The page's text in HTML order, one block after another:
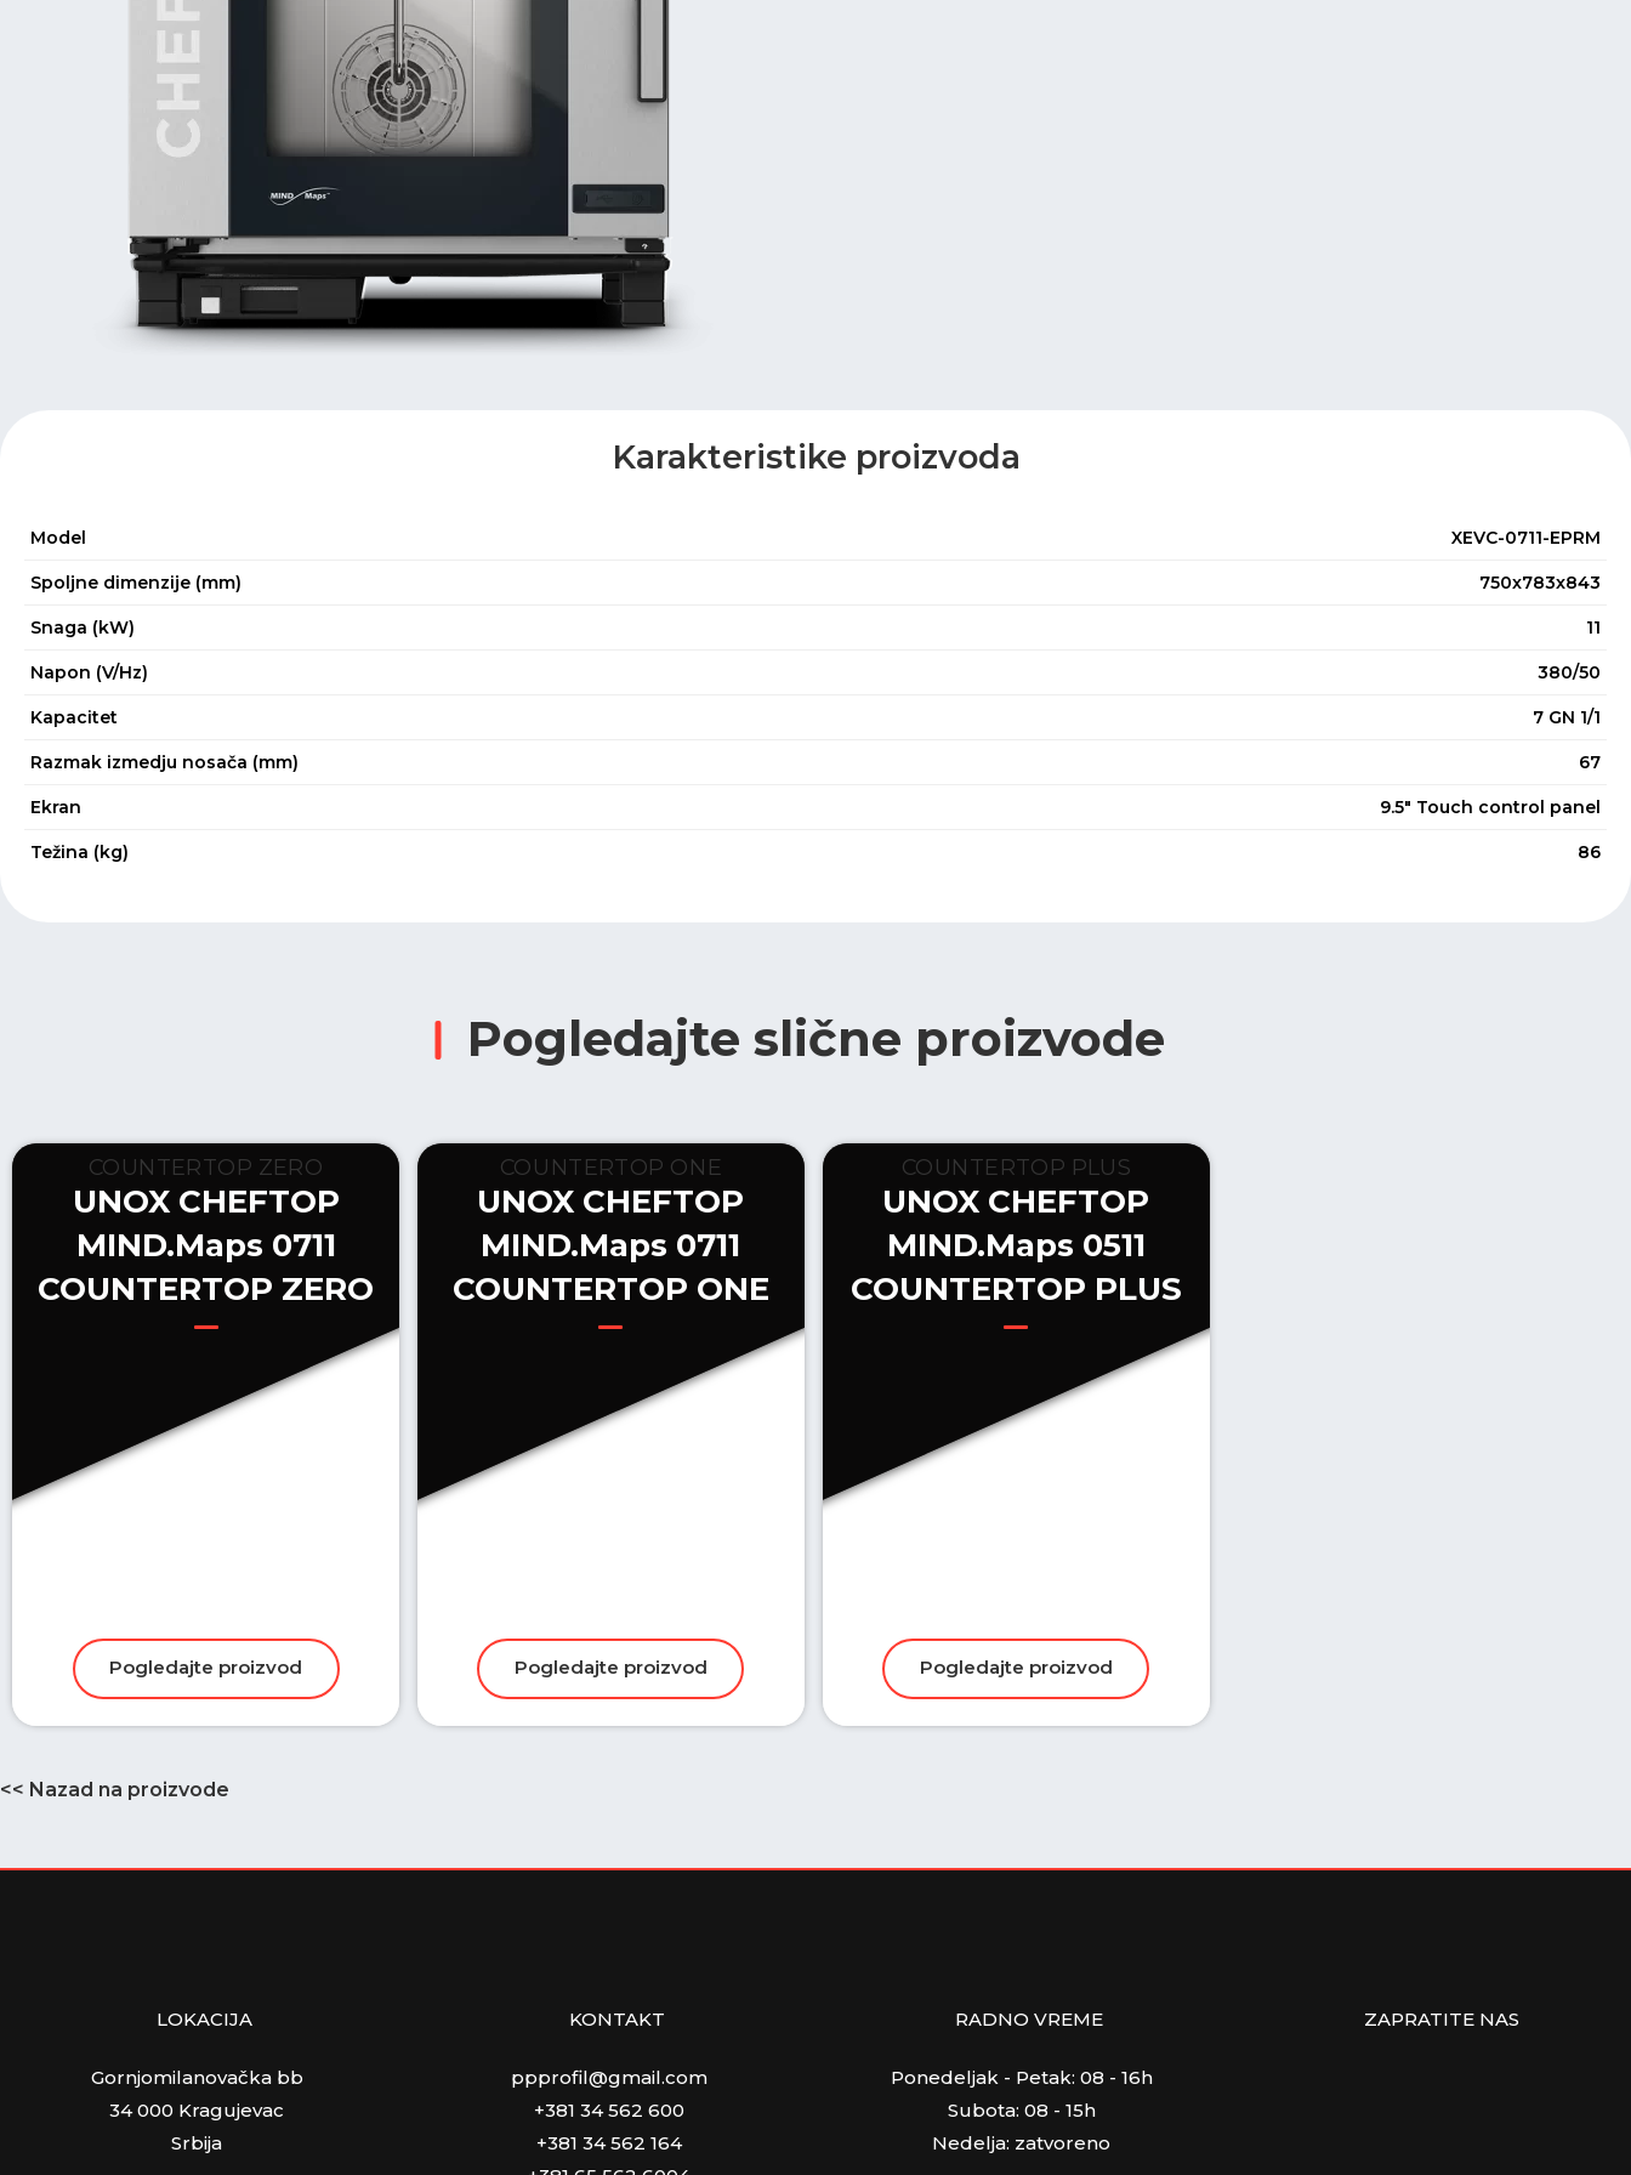
Karakteristike proizvoda
Model XEVC-0711-EPRM
Spoljne dimenzije (mm) 750x783x843
Snaga (kW) 11
Napon (V/Hz) 380/50
Kapacitet 7 GN 1/1
Razmak izmedju nosača (mm) 67
Ekran 9.5" Touch control panel
Težina (kg) 86
Pogledajte slične proizvode
UNOX CHEFTOP
MIND.Maps 0711
COUNTERTOP ZERO
UNOX CHEFTOP
MIND.Maps 0711
COUNTERTOP ONE
UNOX CHEFTOP
MIND.Maps 0511
COUNTERTOP PLUS
<< Nazad na proizvode
LOKACIJA
Gornjomilanovačka bb
34 000 Kragujevac
Srbija
KONTAKT
ppprofil@gmail.com
+381 34 562 600
+381 34 562 164
RADNO VREME
Ponedeljak - Petak: 08 - 16h
Subota: 08 - 15h
Nedelja: zatvoreno
ZAPRATITE NAS